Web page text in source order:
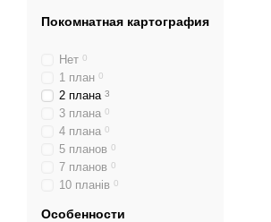
Покомнатная картография
Нет 0
1 план 0
2 плана 3
3 плана 0
4 плана 0
5 планов 0
7 планов 0
10 планів 0
Особенности